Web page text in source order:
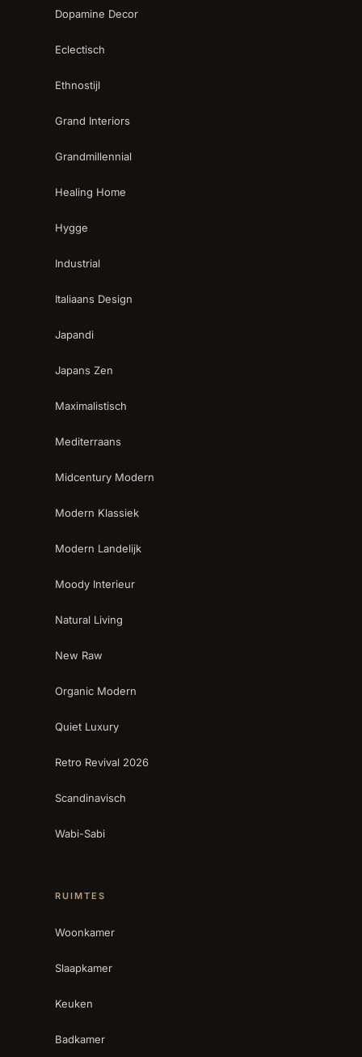
Dopamine Decor
Eclectisch
Ethnostijl
Grand Interiors
Grandmillennial
Healing Home
Hygge
Industrial
Italiaans Design
Japandi
Japans Zen
Maximalistisch
Mediterraans
Midcentury Modern
Modern Klassiek
Modern Landelijk
Moody Interieur
Natural Living
New Raw
Organic Modern
Quiet Luxury
Retro Revival 2026
Scandinavisch
Wabi-Sabi
RUIMTES
Woonkamer
Slaapkamer
Keuken
Badkamer